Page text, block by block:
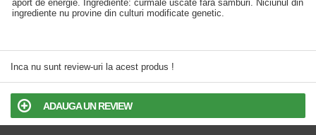
aport de energie. Ingrediente: curmale uscate fără sâmburi. Niciunul din
ingrediente nu provine din culturi modificate genetic.
Inca nu sunt review-uri la acest produs !
ADAUGA UN REVIEW